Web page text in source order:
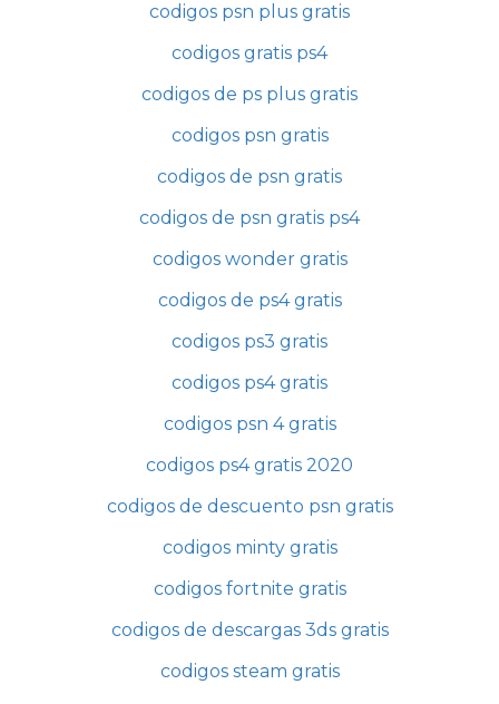
codigos psn plus gratis
codigos gratis ps4
codigos de ps plus gratis
codigos psn gratis
codigos de psn gratis
codigos de psn gratis ps4
codigos wonder gratis
codigos de ps4 gratis
codigos ps3 gratis
codigos ps4 gratis
codigos psn 4 gratis
codigos ps4 gratis 2020
codigos de descuento psn gratis
codigos minty gratis
codigos fortnite gratis
codigos de descargas 3ds gratis
codigos steam gratis